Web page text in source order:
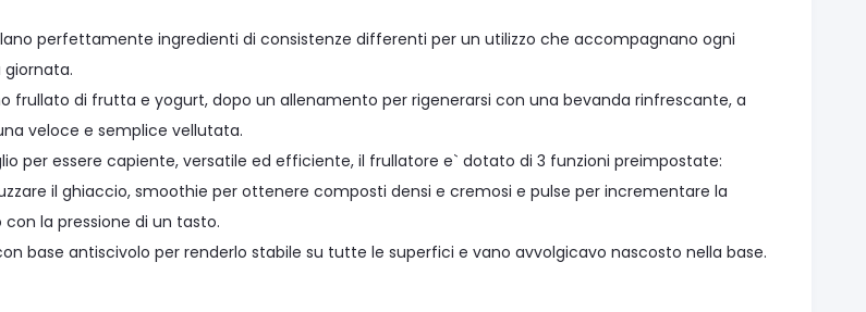
perfettamente ingredienti di consistenze differenti per un utilizzo che accompagnano ogni
frullato di frutta e yogurt, dopo un allenamento per rigenerarsi con una bevanda rinfrescante, a
veloce e semplice vellutata.
per essere capiente, versatile ed efficiente, il frullatore e` dotato di 3 funzioni preimpostate:
il ghiaccio, smoothie per ottenere composti densi e cremosi e pulse per incrementare la
la pressione di un tasto.
base antiscivolo per renderlo stabile su tutte le superfici e vano avvolgicavo nascosto nella base.